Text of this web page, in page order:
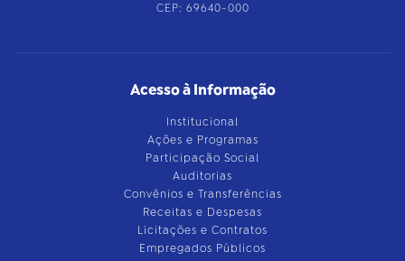
CEP: 69640-000
Acesso à Informação
Institucional
Ações e Programas
Participação Social
Auditorias
Convênios e Transferências
Receitas e Despesas
Licitações e Contratos
Empregados Públicos